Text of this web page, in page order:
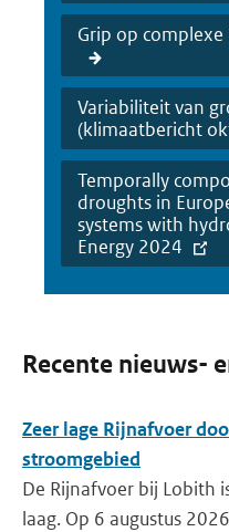
Grip op complexe
Variabiliteit van
(klimaatbericht
Temporally
droughts in
systems with
Energy 2024
Recente nieuws-
Zeer lage Rijnafvoer
stroomgebied
De Rijnafvoer bij Lobith
laag. Op 6 augustus